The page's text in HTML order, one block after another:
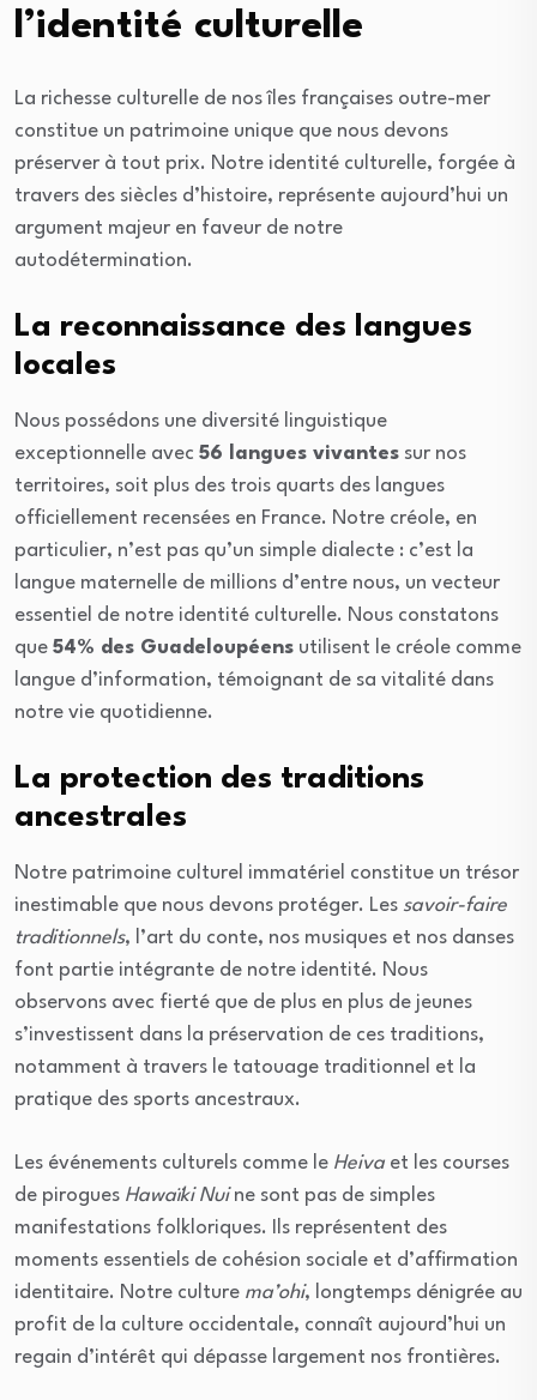
l’identité culturelle
La richesse culturelle de nos îles françaises outre-mer
constitue un patrimoine unique que nous devons
préserver à tout prix. Notre identité culturelle, forgée à
travers des siècles d’histoire, représente aujourd’hui un
argument majeur en faveur de notre
autodétermination.
La reconnaissance des langues
locales
Nous possédons une diversité linguistique
exceptionnelle avec 56 langues vivantes sur nos
territoires, soit plus des trois quarts des langues
officiellement recensées en France. Notre créole, en
particulier, n’est pas qu’un simple dialecte : c’est la
langue maternelle de millions d’entre nous, un vecteur
essentiel de notre identité culturelle. Nous constatons
que 54% des Guadeloupéens utilisent le créole comme
langue d’information, témoignant de sa vitalité dans
notre vie quotidienne.
La protection des traditions
ancestrales
Notre patrimoine culturel immatériel constitue un trésor
inestimable que nous devons protéger. Les savoir-faire
traditionnels, l’art du conte, nos musiques et nos danses
font partie intégrante de notre identité. Nous
observons avec fierté que de plus en plus de jeunes
s’investissent dans la préservation de ces traditions,
notamment à travers le tatouage traditionnel et la
pratique des sports ancestraux.
Les événements culturels comme le Heiva et les courses
de pirogues Hawaïki Nuine sont pas de simples
manifestations folkloriques. Ils représentent des
moments essentiels de cohésion sociale et d’affirmation
identitaire. Notre culture ma’ohi, longtemps dénigrée au
profit de la culture occidentale, connaît aujourd’hui un
regain d’intérêt qui dépasse largement nos frontières.